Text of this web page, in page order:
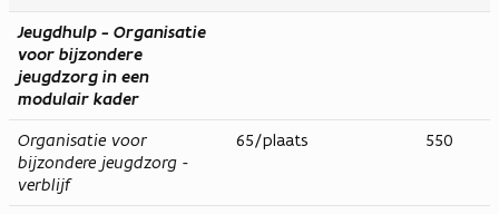
Jeugdhulp - Organisatie
voor bijzondere
jeugdzorg in een
modulair kader
Organisatie voor
bijzondere jeugdzorg -
verblijf
65/plaats 550